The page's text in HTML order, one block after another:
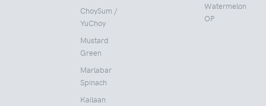
ChoySum /
YuChoy
Mustard
Green
Marlabar
Spinach
Kailaan
Watermelon
OP